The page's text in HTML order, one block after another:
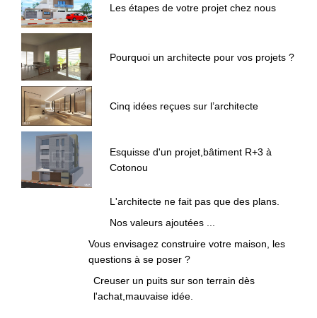
Les étapes de votre projet chez nous
Pourquoi un architecte pour vos projets ?
Cinq idées reçues sur l’architecte
Esquisse d'un projet,bâtiment R+3 à
Cotonou
L'architecte ne fait pas que des plans.
Nos valeurs ajoutées ...
Vous envisagez construire votre maison, les
questions à se poser ?
Creuser un puits sur son terrain dès
l'achat,mauvaise idée.